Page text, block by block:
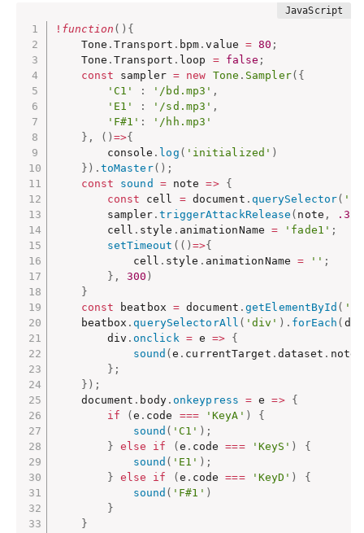
! function ( ) {
	Tone
.Transport . bpm .value = 80 ;
	Tone
.Transport . loop = false ;
const sampler = new Tone . Sampler( {
'C1'
: '/bd.mp3' ,
'E1'
: '/sd.mp3' ,
'F#1' :
'/hh.mp3'
} , ( )=>{
		console
. log ( 'initialized' )
} ) . toMaster( ) ;
const
sound = note =>
{
const cell = document . querySelector(
		sampler
.triggerAttackRelease ( note , .3
		cell
. style . animationName = 'fade1' ;
setTimeout ( ( ) =>{
			cell
. style . animationName = '' ;
} , 300 )
}
const beatbox = document .getElementById (
	beatbox
.querySelectorAll ( 'div' ) . forEach ( div
		div
. onclick = e => {
sound (e . currentTarget . dataset . note
} ;
} ) ;
	document
. body. onkeypress = e =>
{
if
( e . code === 'KeyA' )
{
sound ( 'C1' ) ;
} else if ( e . code === 'KeyS' )
{
sound ( 'E1' ) ;
} else if ( e . code === 'KeyD' )
{
sound ( 'F#1' )
}
}